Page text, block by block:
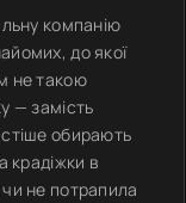
компанію
до якої
не такою
— замість
обирають
крадіжки в
не потрапила